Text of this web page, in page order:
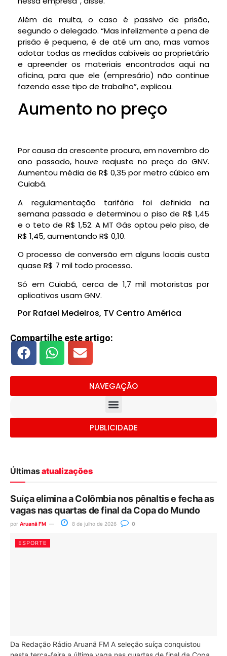
Além de multa, o caso é passivo de prisão,
segundo o delegado. “Mas infelizmente a pena de
prisão é pequena, é de até um ano, mas vamos
adotar todas as medidas cabíveis ao proprietário
e apreender os materiais encontrados aqui na
oficina, para que ele (empresário) não continue
fazendo esse tipo de trabalho”, explicou.
Aumento no preço
Por causa da crescente procura, em novembro do
ano passado, houve reajuste no preço do GNV.
Aumentou média de R$ 0,35 por metro cúbico em
Cuiabá.
A regulamentação tarifária foi definida na
semana passada e determinou o piso de R$ 1,45
e o teto de R$ 1,52. A MT Gás optou pelo piso, de
R$ 1,45, aumentando R$ 0,10.
O processo de conversão em alguns locais custa
quase R$ 7 mil todo processo.
Só em Cuiabá, cerca de 1,7 mil motoristas por
aplicativos usam GNV.
Por Rafael Medeiros, TV Centro América
Compartilhe este artigo:
NAVEGAÇÃO
PUBLICIDADE
Últimasatualizações
Suíça elimina a Colômbia nos pênaltis e fecha as
vagas nas quartas de final da Copa do Mundo
por Aruanã FM 8 de julho de 2026 0
ESPORTE
Da Redação Rádio Aruanã FM A seleção suíça conquistou